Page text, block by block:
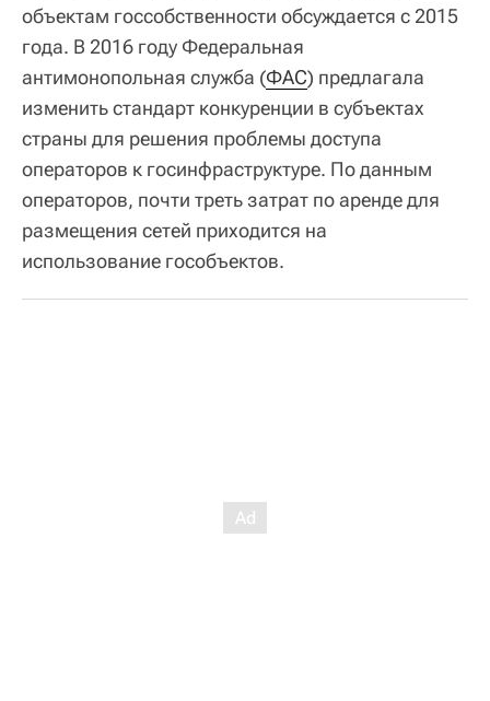
объектам госсобственности обсуждается с 2015
года. В 2016 году Федеральная
антимонопольная служба (ФАС) предлагала
изменить стандарт конкуренции в субъектах
страны для решения проблемы доступа
операторов к госинфраструктуре. По данным
операторов, почти треть затрат по аренде для
размещения сетей приходится на
использование гособъектов.